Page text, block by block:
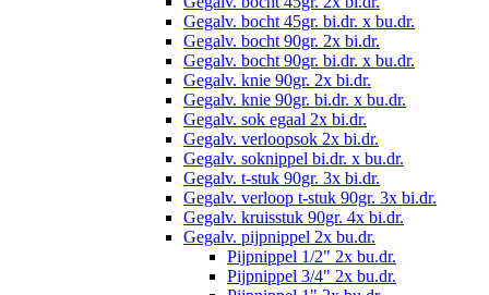
Gegalv. bocht 45gr. bi.dr. x bu.dr.
Gegalv. bocht 90gr. 2x bi.dr.
Gegalv. bocht 90gr. bi.dr. x bu.dr.
Gegalv. knie 90gr. 2x bi.dr.
Gegalv. knie 90gr. bi.dr. x bu.dr.
Gegalv. sok egaal 2x bi.dr.
Gegalv. verloopsok 2x bi.dr.
Gegalv. soknippel bi.dr. x bu.dr.
Gegalv. t-stuk 90gr. 3x bi.dr.
Gegalv. verloop t-stuk 90gr. 3x bi.dr.
Gegalv. kruisstuk 90gr. 4x bi.dr.
Gegalv. pijpnippel 2x bu.dr.
Pijpnippel 1/2" 2x bu.dr.
Pijpnippel 3/4" 2x bu.dr.